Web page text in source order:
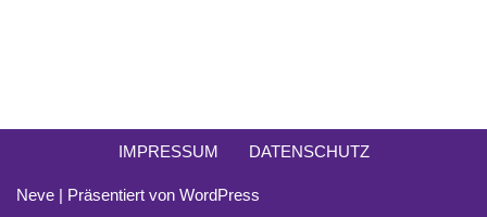
IMPRESSUM DATENSCHUTZ
Neve | Präsentiert von WordPress